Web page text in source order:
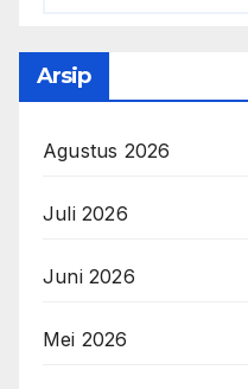
Arsip
Agustus 2026
Juli 2026
Juni 2026
Mei 2026